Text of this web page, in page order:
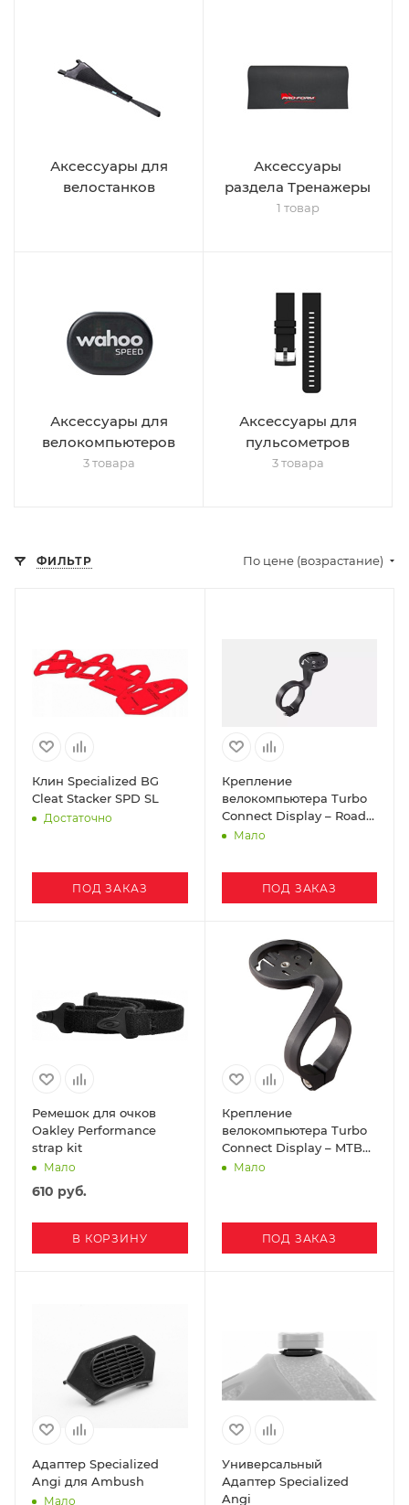
Аксессуары для
велостанков
Аксессуары
раздела Тренажеры
1 товар
Аксессуары для
велокомпьютеров
3 товара
Аксессуары для
пульсометров
3 товара
ФИЛЬТР По цене (возрастание)
Клин Specialized BG
Cleat Stacker SPD SL
Достаточно
ПОД ЗАКАЗ
Крепление
велокомпьютера Turbo
Connect Display – Road
Mount
Мало
ПОД ЗАКАЗ
Ремешок для очков
Oakley Performance
strap kit
Мало
610 руб.
В КОРЗИНУ
Крепление
велокомпьютера Turbo
Connect Display – MTB
Mount
Мало
ПОД ЗАКАЗ
Адаптер Specialized
Angi для Ambush
Мало
Универсальный
Адаптер Specialized
Angi